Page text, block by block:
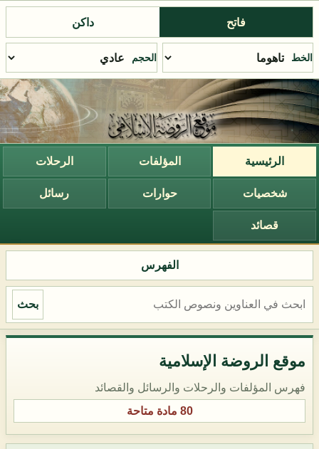
فاتح داكن
الخط الحجم
الرئيسية المؤلفات الرحلات
شخصيات حوارات رسائل
قصائد
الفهرس
بحث
موقع الروضة الإسلامية
فهرس المؤلفات والرحلات والرسائل والقصائد
80 مادة متاحة